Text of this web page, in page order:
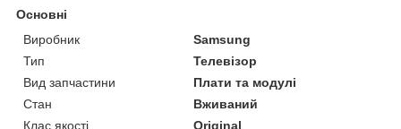
Основні
Виробник
Samsung
Тип
Телевізор
Вид запчастини
Плати та модулі
Стан
Вживаний
Клас якості
Original